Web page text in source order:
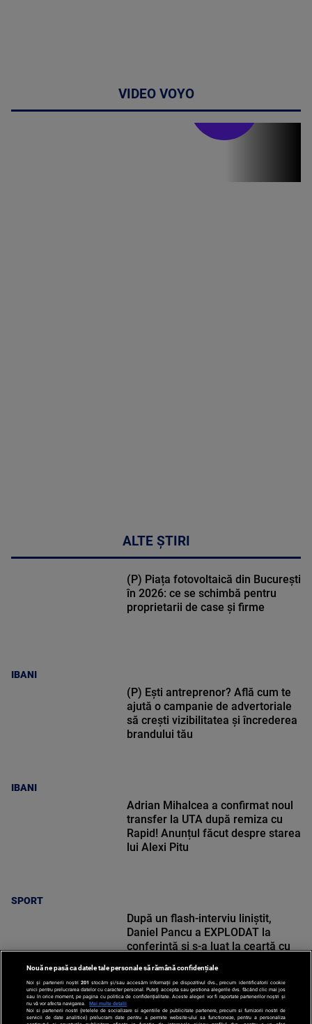
VIDEO VOYO
ALTE ȘTIRI
IBANI
(P) Piața fotovoltaică din București
în 2026: ce se schimbă pentru
proprietarii de case și firme
IBANI
(P) Ești antreprenor? Află cum te
ajută o campanie de advertoriale
să crești vizibilitatea și încrederea
brandului tău
SPORT
Adrian Mihalcea a confirmat noul
transfer la UTA după remiza cu
Rapid! Anunțul făcut despre starea
lui Alexi Pitu
SPORT
După un flash-interviu liniștit,
Daniel Pancu a EXPLODAT la
conferință și s-a luat la ceartă cu
strigați”
Nouă ne pasă ca datele tale personale să rămână confidențiale
Noi și partenerii noștri 201 stocăm și/sau accesăm informații pe dispozitivul dvs., precum identificatorii cookie
unici pentru prelucrarea datelor cu caracter personal. Puteți accepta sau gestiona alegerile dvs. făcând clic mai jos
sau în orice moment, pe pagina cu politica de confidențialitate. Aceste alegeri vor fi raportate partenerilor noștri și
nu vă vor afecta navigarea.
Mai multe detalii
Noi si partenerii nostri (retelele de socializare si agentiile de publicitate partenere, precum si furnizorii nostri de
servicii de date analitice) prelucram date pentru a permite website-ului sa functioneze, pentru a personaliza